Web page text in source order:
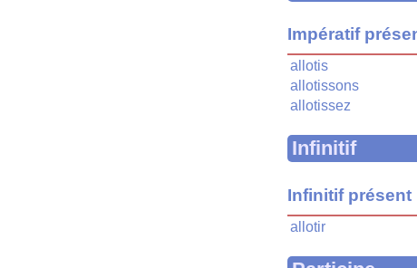
Impératif
allotis
allotissons
allotissez
Infinitif
Infinitif présent
allotir